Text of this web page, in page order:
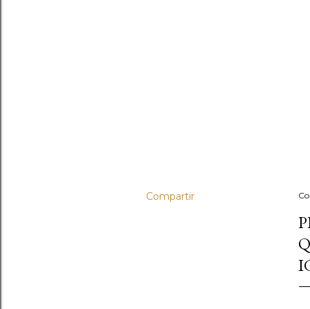
Compartir